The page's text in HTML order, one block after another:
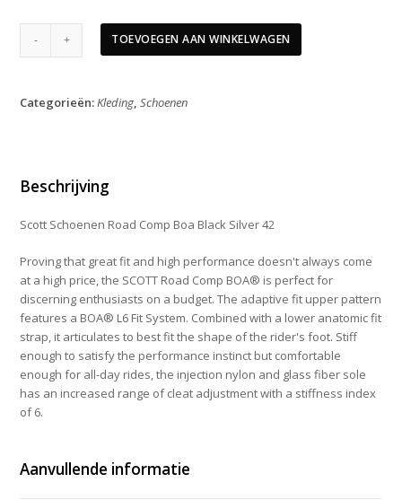
Schoenen
Boa
aantal
TOEVOEGEN AAN WINKELWAGEN
Categorieën:Kleding,Schoenen
Beschrijving
Scott Schoenen Road Comp Boa Black Silver 42
Proving that great fit and high performance doesn't always come
at a high price, the SCOTT Road Comp BOA® is perfect for
discerning enthusiasts on a budget. The adaptive fit upper pattern
features a BOA® L6 Fit System. Combined with a lower anatomic fit
strap, it articulates to best fit the shape of the rider's foot. Stiff
enough to satisfy the performance instinct but comfortable
enough for all-day rides, the injection nylon and glass fiber sole
has an increased range of cleat adjustment with a stiffness index
of 6.
Aanvullende informatie